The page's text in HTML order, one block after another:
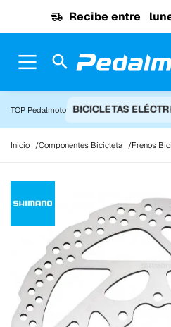
Recibe entre
TOP Pedalmoto BICICLETAS
Inicio Componentes Bicicleta Frenos